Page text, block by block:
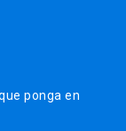
ponga en